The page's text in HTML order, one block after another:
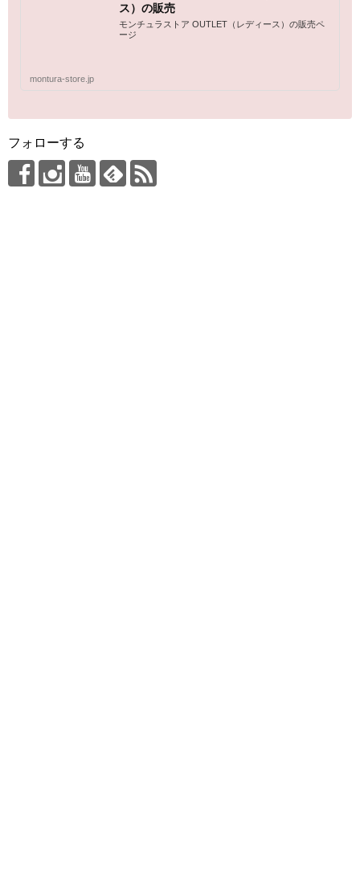
ス）の販売
モンチュラストア OUTLET（レディース）の販売ペ
ージ
montura-store.jp
フォローする